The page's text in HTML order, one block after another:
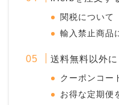
関税について
輸入禁止商品
送料無料以外
クーポンコー
お得な定期便